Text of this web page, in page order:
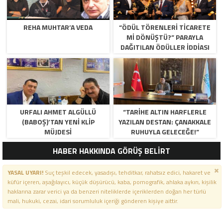
REHA MUHTAR’A VEDA
“ÖDÜL TÖRENLERİ TİCARETE
Mİ DÖNÜŞTÜ?” PARAYLA
DAĞITILAN ÖDÜLLER IDDIASI
GÜNDEMDE!
URFALI AHMET ALGÜLLÜ
(BABOŞ)’TAN YENI KLIP
MÜJDESI
“TARIHE ALTIN HARFLERLE
YAZILAN DESTAN: ÇANAKKALE
RUHUYLA GELECEĞE!”
HABER HAKKINDA GÖRÜŞ BELİRT
YASAL UYARI!Suç teşkil edecek, yasadışı, tehditkar, rahatsız edici, hakaret ve
küfür içeren, aşağılayıcı, küçük düşürücü, kaba, pornografik, ahlaka aykırı, kişilik
haklarına zarar verici ya da benzeri niteliklerde içeriklerden doğan her türlü
mali, hukuki, cezai, idari sorumluluk içeriği gönderen kişiye aittir.